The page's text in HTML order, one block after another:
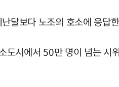
달보다 노조의 호소에 응
시에서 50만 명이 넘는